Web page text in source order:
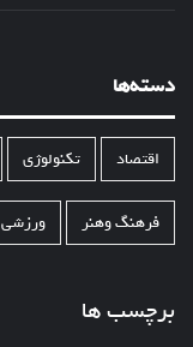
دسته‌ها
اقتصاد تکنولوژی
فرهنگ وهنر ورزشی
برچسب ها